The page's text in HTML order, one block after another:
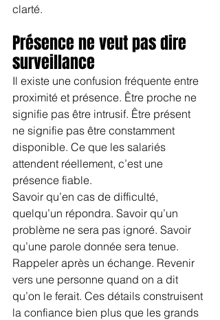
clarté.
Présence ne veut pas dire
surveillance
Il existe une confusion fréquente entre
proximité et présence. Être proche ne
signifie pas être intrusif. Être présent
ne signifie pas être constamment
disponible. Ce que les salariés
attendent réellement, c’est une
présence fiable.
Savoir qu’en cas de difficulté,
quelqu’un répondra. Savoir qu’un
problème ne sera pas ignoré. Savoir
qu’une parole donnée sera tenue.
Rappeler après un échange. Revenir
vers une personne quand on a dit
qu’on le ferait. Ces détails construisent
la confiance bien plus que les grands